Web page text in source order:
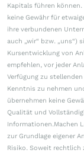
Kapitals führen können.
keine Gewähr für
ihre verbundenen
auch „wir“ bzw.
Kursentwicklung von
empfehlen, vor jeder
Verfügung zu
Kenntnis zu nehmen
übernehmen keine
Qualität und
Informationen.Machen
zur Grundlage eigener
Risiko. Soweit rechtlich